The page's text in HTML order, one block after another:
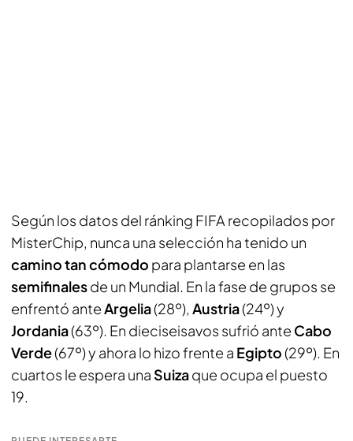
Según los datos del ránking FIFA recopilados por
MisterChip, nunca una selección ha tenido un
camino tan cómodo para plantarse en las
semifinalesde un Mundial. En la fase de grupos se
enfrentó anteArgelia(28º), Austria(24º) y
Jordania(63º). En dieciseisavos sufrió ante Cabo
Verde(67º) y ahora lo hizo frente a Egipto(29º). En
cuartos le espera una Suizaque ocupa el puesto
19.